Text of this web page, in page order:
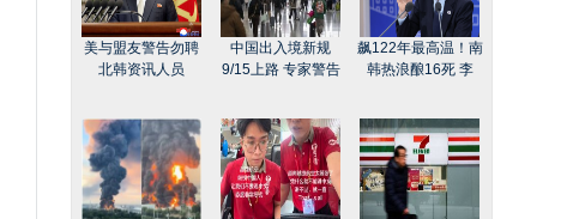
美与盟友警告勿聘
北韩资讯人员
中国出入境新规
9/15上路 专家警告
飙122年最高温！南
韩热浪酿16死 李